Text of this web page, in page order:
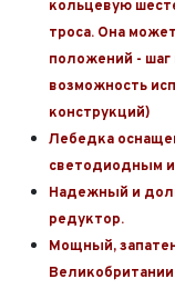
кольцевую
троса. Она
положений - шаг
возможность
конструкций)
Лебедка
светодиодным
Надежный и
редуктор.
Мощный,